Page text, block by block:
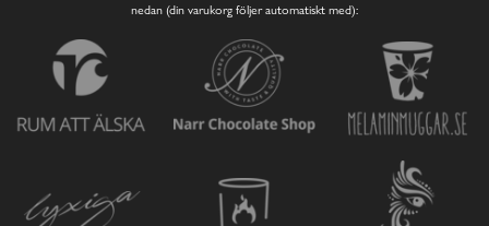
nedan (din varukorg följer automatiskt med):